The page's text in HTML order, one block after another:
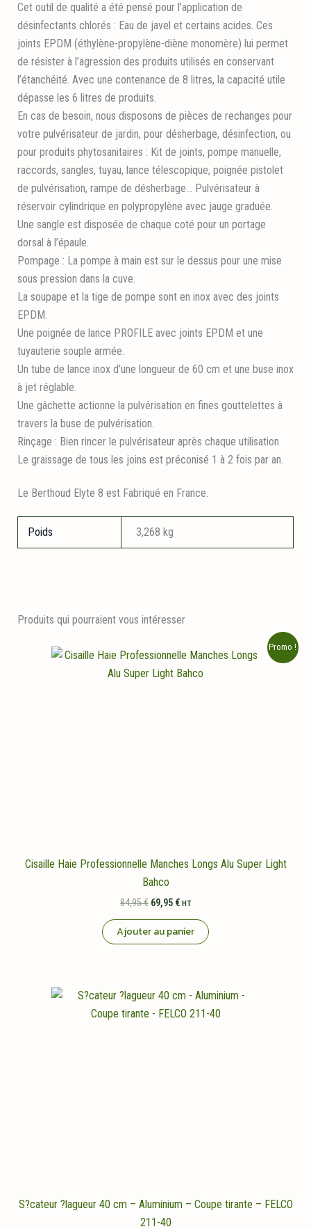
Cet outil de qualité a été pensé pour l’application de
désinfectants chlorés : Eau de javel et certains acides. Ces
joints EPDM (éthylène-propylène-diène monomère) lui permet
de résister à l’agression des produits utilisés en conservant
l’étanchéité. Avec une contenance de 8 litres, la capacité utile
dépasse les 6 litres de produits.
En cas de besoin, nous disposons de pièces de rechanges pour
votre pulvérisateur de jardin, pour désherbage, désinfection, ou
pour produits phytosanitaires : Kit de joints, pompe manuelle,
raccords, sangles, tuyau, lance télescopique, poignée pistolet
de pulvérisation, rampe de désherbage… Pulvérisateur à
réservoir cylindrique en polypropylène avec jauge graduée.
Une sangle est disposée de chaque coté pour un portage
dorsal à l’épaule.
Pompage : La pompe à main est sur le dessus pour une mise
sous pression dans la cuve.
La soupape et la tige de pompe sont en inox avec des joints
EPDM.
Une poignée de lance PROFILE avec joints EPDM et une
tuyauterie souple armée.
Un tube de lance inox d’une longueur de 60 cm et une buse inox
à jet réglable.
Une gâchette actionne la pulvérisation en fines gouttelettes à
travers la buse de pulvérisation.
Rinçage : Bien rincer le pulvérisateur après chaque utilisation
Le graissage de tous les joins est préconisé 1 à 2 fois par an.
Le Berthoud Elyte 8 est Fabriqué en France.
Poids 3,268 kg
Produits qui pourraient vous intéresser
Promo !
Cisaille Haie Professionnelle Manches Longs Alu Super Light
Bahco
84,95€ Le
initial
était :
69,95 €Le
actuel
HT
Ajouter au panier
S?cateur ?lagueur 40 cm – Aluminium – Coupe tirante – FELCO
211-40